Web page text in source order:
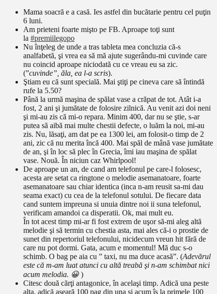
Mama soacră e a casă. Ies astfel din bucătarie pentru cel puţin
6 luni.
Am prieteni foarte mişto pe FB. Aproape toţi sunt
la #premiilegopo
Nu înţeleg de unde a tras tableta mea concluzia că-s
analfabetă, şi vrea ea să mă ajute sugerându-mi cuvinde care
nu coincid aproape niciodată cu ce vreau eu sa zic.
(”cuvinde”, ăla, ea l-a scris).
Ştiam eu că sunt specială. Mai ştiţi pe cineva care să întindă
rufe la 5.50?
Până la urmă maşina de spălat vase a crăpat de tot. Atât i-a
fost, 2 ani şi jumătate de folosire zilnică. Au venit azi doi neni
şi mi-au zis că mi-o repara. Minim 400, dar nu se ştie, s-ar
putea să aibă mai multe chestii defecte, o luăm la noi, mi-au
zis. Nu, lăsaţi, am dat pe ea 1300 lei, am folosit-o timp de 2
ani, zic că nu merita încă 400. Mai spăl de mână vase jumătate
de an, şi în loc să plec în Grecia, îmi iau maşina de spălat
vase. Nouă. În niciun caz Whirlpool!
De aproape un an, de cand am telefonul pe care-l folosesc,
acesta are setat ca ringtone o melodie asemanatoare, foarte
asemanatoare sau chiar identica (inca n-am reusit sa-mi dau
seama exact) cu cea de la telefonul sotului. De fiecare data
cand suntem impreuna si unuia dintre noi ii suna telefonul,
verificam amandoi ca disperatii. Ok, mai mult eu.
În tot acest timp mi-ar fi fost extrem de uşor să-mi aleg altă
melodie şi să termin cu chestia asta, mai ales că-i o prostie de
sunet din repertoriul telefonului, nicidecum vreun hit fără de
care nu pot dormi. Gata, acum e momentul! Mă duc s-o
schimb. O bag pe aia cu ” taxi, nu ma duce acasă”. (Adevărul
este că m-am luat atunci cu altă treabă şi n-am schimbat nici
acum melodia. 😀 )
Citesc două cărţi antagonice, în acelaşi timp. Adică una peste
alta, adică aseară 100 pag din una şi acum îs la primele 100